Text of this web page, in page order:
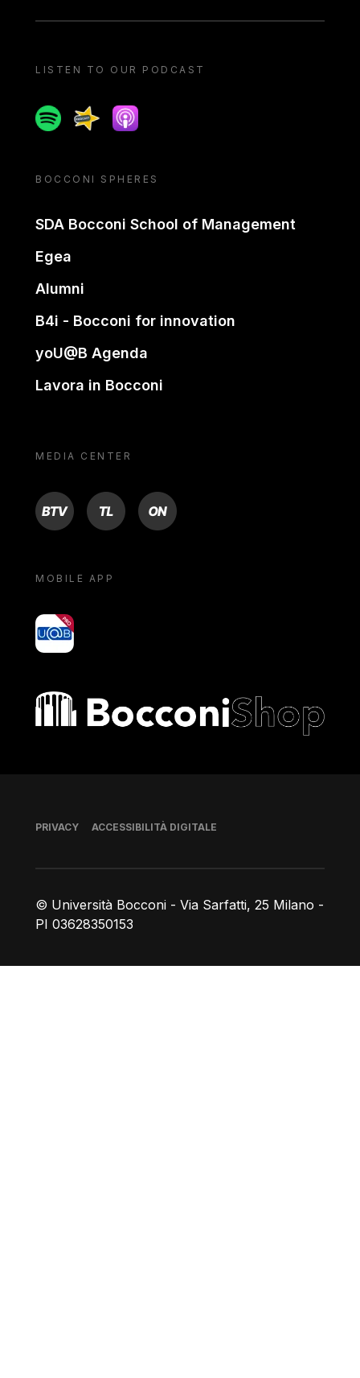
LISTEN TO OUR PODCAST
SpotifySpreakerApple podcast
BOCCONI SPHERES
SDA Bocconi School of Management
Egea
Alumni
B4i - Bocconi for innovation
yoU@B Agenda
Lavora in Bocconi
MEDIA CENTER
BTV TL ON
MOBILE APP
yoU@B
Bocconi shop
© Università Bocconi - Via Sarfatti, 25 Milano -
PI 03628350153
Piè di pagina
PRIVACY ACCESSIBILITÀ DIGITALE